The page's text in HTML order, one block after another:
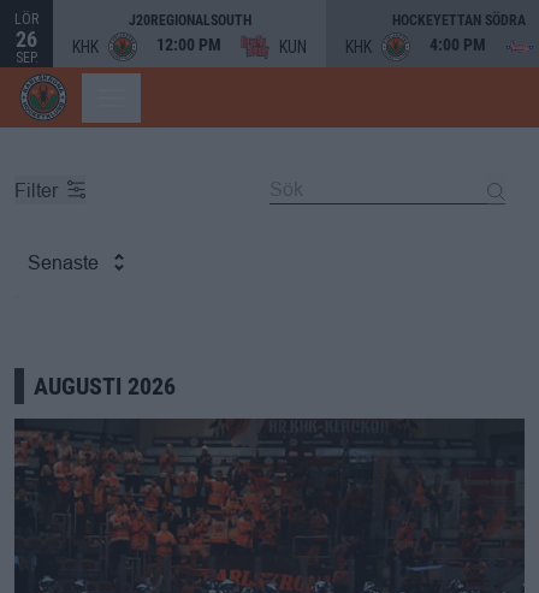
LÖR
26
SEP.
J20REGIONALSOUTH
KHK 12:00 PM KUN
HOCKEYETTAN SÖDRA
KHK 4:00 PM
Filter
Senaste
AUGUSTI 2026
KHK kliver in i premiärhelgen – hemmapremiär lördag 26